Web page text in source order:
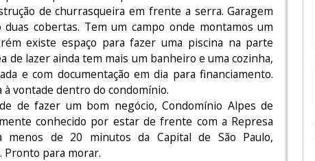
de churrasqueira em frente a serra. Garagem
cobertas. Tem um campo onde montamos um
existe espaço para fazer uma piscina na parte
de lazer ainda tem mais um banheiro e uma cozinha,
e com documentação em dia para financiamento.
à vontade dentro do condomínio.
de fazer um bom negócio, Condomínio Alpes de
conhecido por estar de frente com a Represa
menos de 20 minutos da Capital de São Paulo,
Pronto para morar.